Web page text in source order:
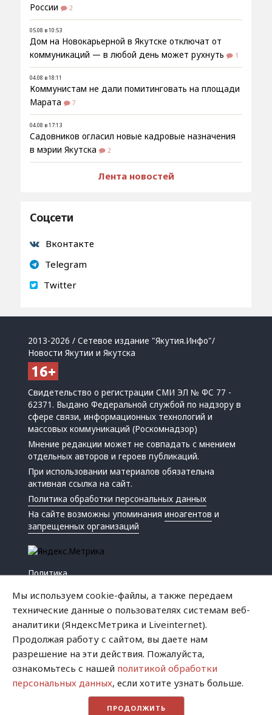
России
2
05.08 в 10:53
Дом на Новокарьерной в Якутске отключат от
коммуникаций — в любой день может рухнуть
1
04.08 в 18:11
Коммунистам не дали помитинговать на площади
Марата
7
04.08 в 17:13
Садовников огласил новые кадровые назначения
в мэрии Якутска
2
Лента новостей
Соцсети
Вконтакте
Telegram
Twitter
2013-2026 / Сетевое издание "Якутия.Инфо"/
Новости Якутии и Якутска
Свидетельство о регистрации СМИ ЭЛ № ФС 77 -
62371. Выдано Федеральной службой по надзору в
сфере связи, информационных технологий и
массовых коммуникаций (Роскомнадзор)
Мнение редакции может не совпадать с мнением
отдельных авторов и героев публикаций.
При использовании материалов обязательна
активная ссылка на сайт.
Политика обработки персональных данных
На сайте возможны упоминанияиноагентов и
запрещенных организаций
Политика
Криминал
Успех
Хватит это терпеть
Мы используем cookie-файлы, а также передаем
технические данные о пользователях системам веб-
аналитики (ЯндексМетрика и Liveinternet).
Продолжая работу с сайтом, вы даете нам
разрешение на эти действия. Пожалуйста,
ознакомьтесь с нашей политикой обработки
персональных данных, если хотите узнать больше.
ПРОДОЛЖИТЬ